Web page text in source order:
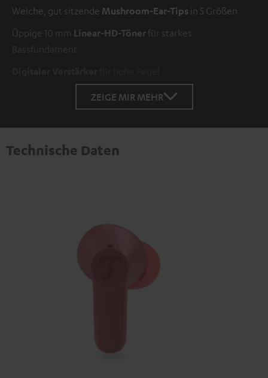
Weiche, gut sitzende Mushroom-Ear-Tips in 5 Größen
Üppige 10 mm Linear-HD-Töner für starkes
Bassfundament
ZEIGE MIR MEHR
Technische Daten